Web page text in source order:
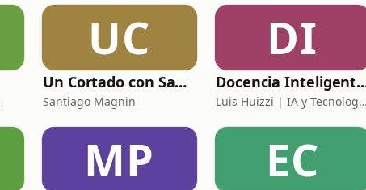
UC
Un Cortado con Santi Magnin
Santiago Magnin
DI
Docencia Inteligente | Herramientas
Luis Huizzi | IA y Tecnología Educativa
MP EC